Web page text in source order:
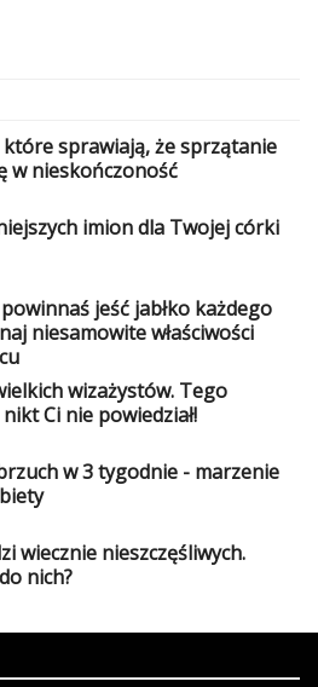
które sprawiają, że sprzątanie
w nieskończoność
imion dla Twojej córki
jeść jabłko każdego
niesamowite właściwości
wizażystów. Tego
Ci nie powiedział!
w 3 tygodnie - marzenie
wiecznie nieszczęśliwych.
nich?